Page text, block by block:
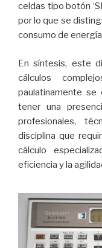
celdas tipo botón
por lo que se
consumo de
En síntesis, este
cálculos
paulatinamente se
tener una
profesionales,
disciplina que
cálculo
eficiencia y la